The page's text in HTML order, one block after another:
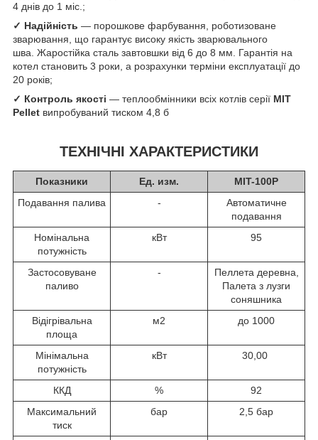
4 днів до 1 міс.;
✓ Надійність — порошкове фарбування, роботизоване
зварювання, що гарантує високу якість зварювального
шва. Жаростійка сталь завтовшки від 6 до 8 мм. Гарантія на
котел становить 3 роки, а розрахунки терміни експлуатації до
20 років;
✓ Контроль якості — теплообмінники всіх котлів серії MIT
Pellet випробуваний тиском 4,8 б
ТЕХНІЧНІ ХАРАКТЕРИСТИКИ
Показники Ед. изм.
MIT-100P
Подавання палива
-
Автоматичне
подавання
Номінальна
потужність
кВт 95
Застосовуване
паливо
-
Пеллета деревна,
Палета з лузги
соняшника
Відігрівальна
площа
м2 до 1000
Мінімальна
потужність
кВт 30,00
ККД %
92
Максимальний
тиск
бар 2,5 бар